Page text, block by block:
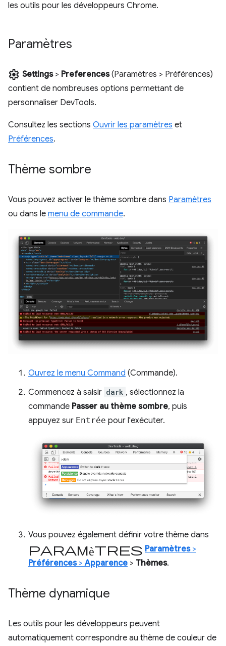
les outils pour les développeurs Chrome.
Paramètres
settings Settings> Preferences(Paramètres > Préférences)
contient de nombreuses options permettant de
personnaliser DevTools.
Consultez les sections Ouvrir les paramètres et
Préférences.
Thème sombre
Vous pouvez activer le thème sombre dans Paramètres
ou dans le menu de commande.
Ouvrez le menu Command (Commande).
Commencez à saisir dark , sélectionnez la
commande Passer au thème sombre, puis
appuyez sur Entrée pour l'exécuter.
Vous pouvez également définir votre thème dans
Paramètres Paramètres>
Préférences>Apparence > Thèmes.
Thème dynamique
Les outils pour les développeurs peuvent
automatiquement correspondre au thème de couleur de